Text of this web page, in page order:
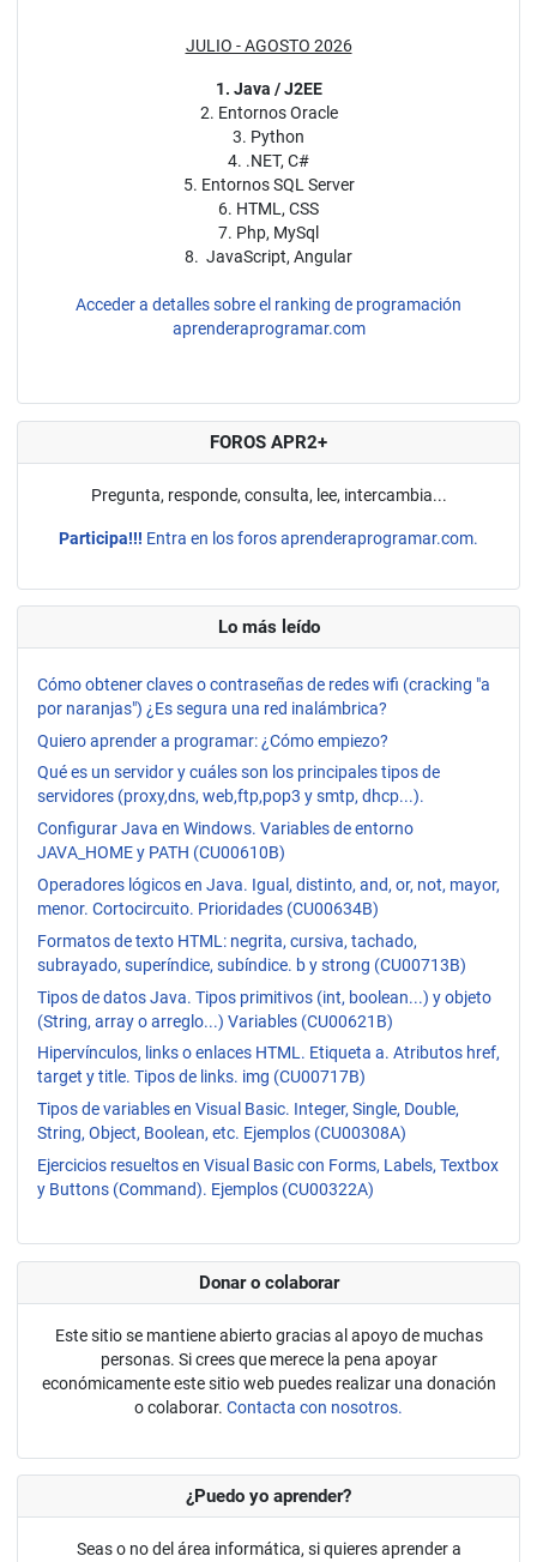
JULIO - AGOSTO 2026
1. Java / J2EE
2. Entornos Oracle
3. Python
4. .NET, C#
5. Entornos SQL Server
6. HTML, CSS
7. Php, MySql
8. JavaScript, Angular
Acceder a detalles sobre el ranking de programación
aprenderaprogramar.com
FOROS APR2+
Pregunta, responde, consulta, lee, intercambia...
Participa!!! Entra en los foros aprenderaprogramar.com.
Lo más leído
Cómo obtener claves o contraseñas de redes wifi (cracking "a
por naranjas") ¿Es segura una red inalámbrica?
Quiero aprender a programar: ¿Cómo empiezo?
Qué es un servidor y cuáles son los principales tipos de
servidores (proxy,dns, web,ftp,pop3 y smtp, dhcp...).
Configurar Java en Windows. Variables de entorno
JAVA_HOME y PATH (CU00610B)
Operadores lógicos en Java. Igual, distinto, and, or, not, mayor,
menor. Cortocircuito. Prioridades (CU00634B)
Formatos de texto HTML: negrita, cursiva, tachado,
subrayado, superíndice, subíndice. b y strong (CU00713B)
Tipos de datos Java. Tipos primitivos (int, boolean...) y objeto
(String, array o arreglo...) Variables (CU00621B)
Hipervínculos, links o enlaces HTML. Etiqueta a. Atributos href,
target y title. Tipos de links. img (CU00717B)
Tipos de variables en Visual Basic. Integer, Single, Double,
String, Object, Boolean, etc. Ejemplos (CU00308A)
Ejercicios resueltos en Visual Basic con Forms, Labels, Textbox
y Buttons (Command). Ejemplos (CU00322A)
Donar o colaborar
Este sitio se mantiene abierto gracias al apoyo de muchas
personas. Si crees que merece la pena apoyar
económicamente este sitio web puedes realizar una donación
o colaborar. Contacta con nosotros.
¿Puedo yo aprender?
Seas o no del área informática, si quieres aprender a